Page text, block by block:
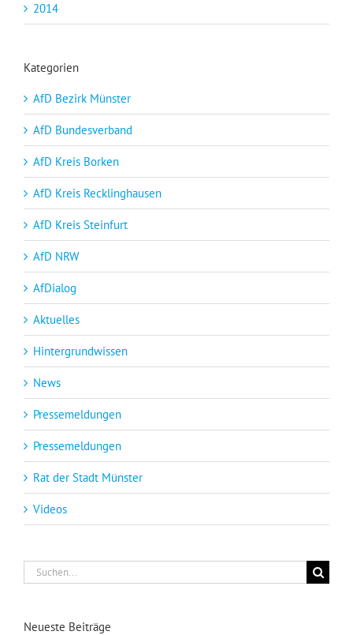
2014
Kategorien
AfD Bezirk Münster
AfD Bundesverband
AfD Kreis Borken
AfD Kreis Recklinghausen
AfD Kreis Steinfurt
AfD NRW
AfDialog
Aktuelles
Hintergrundwissen
News
Pressemeldungen
Pressemeldungen
Rat der Stadt Münster
Videos
Suche
nach:
Neueste Beiträge